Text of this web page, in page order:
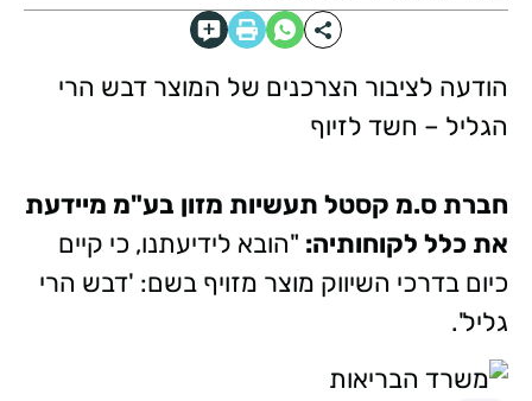
הודעה לציבור הצרכנים של המוצר דבש הרי
הגליל – חשד לזיוף
חברת ס.מ קסטל תעשיות מזון בע"מ מיידעת
את כלל לקוחותיה: "הובא לידיעתנו, כי קיים
כיום בדרכי השיווק מוצר מזויף בשם: 'דבש הרי
גליל'.